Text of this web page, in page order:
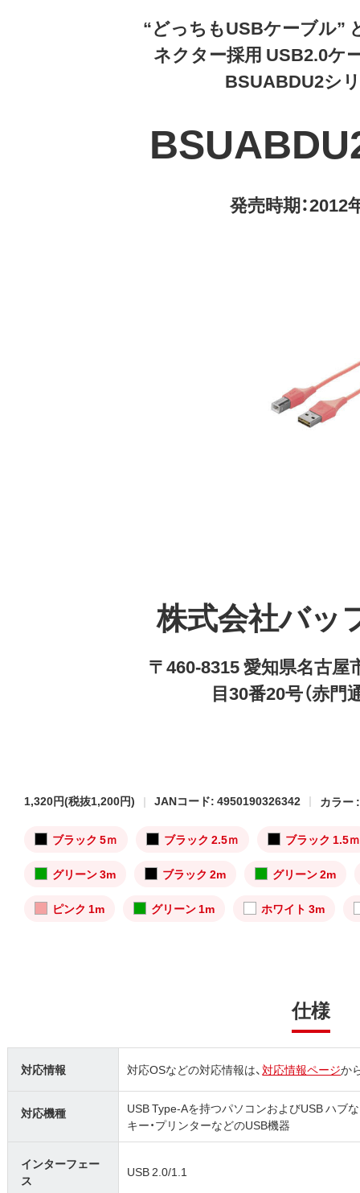
“どっちもUSBケーブル”
ネクター採用 USB2.0ケ
BSUABDU2シ
発売時期：2012
株式会社バッ
〒460-8315 愛知県名古屋
目30番20号（赤門
1,320円(税抜1,200円) JANコード: 4950190326342 カラー :
ブラック 5ｍ ブラック 2.5ｍ ブラック 1.5ｍ
グリーン 3m ブラック 2m グリーン 2m
ピンク 1m グリーン 1m ホワイト 3m
仕様
対応情報 対応OSなどの対応情報は、対応情報ページか
対応機種
USB Type-Aを持つパソコンおよびUSB ハブ
キー・プリンターなどのUSB機器
インターフェー
ス
USB 2.0/1.1